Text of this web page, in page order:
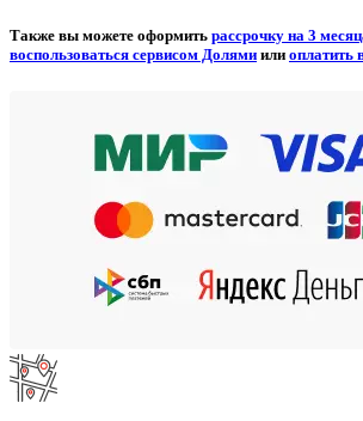
Также вы можете оформить рассрочку на 3
воспользоваться сервисом Долями или оплатить